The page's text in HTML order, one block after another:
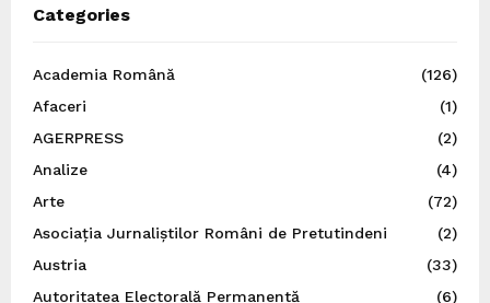
Categories
Academia Română
(126)
Afaceri
(1)
AGERPRESS
(2)
Analize
(4)
Arte
(72)
Asociația Jurnaliștilor Români de Pretutindeni
(2)
Austria
(33)
Autoritatea Electorală Permanentă
(6)